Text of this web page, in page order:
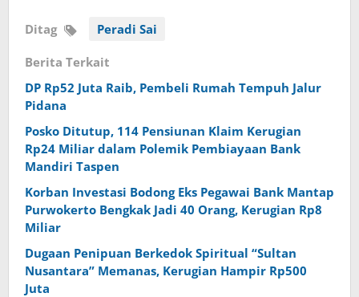
Ditag Peradi Sai
Berita Terkait
DP Rp52 Juta Raib, Pembeli Rumah Tempuh Jalur
Pidana
Posko Ditutup, 114 Pensiunan Klaim Kerugian
Rp24 Miliar dalam Polemik Pembiayaan Bank
Mandiri Taspen
Korban Investasi Bodong Eks Pegawai Bank Mantap
Purwokerto Bengkak Jadi 40 Orang, Kerugian Rp8
Miliar
Dugaan Penipuan Berkedok Spiritual “Sultan
Nusantara” Memanas, Kerugian Hampir Rp500
Juta